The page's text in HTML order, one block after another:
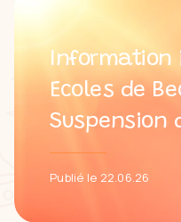
Ecoles de
Suspension
Publié le 22.06.26